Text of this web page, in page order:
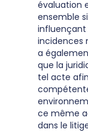
évaluation
ensemble
influençant
incidences
a
que la
tel acte
ce même
dans le